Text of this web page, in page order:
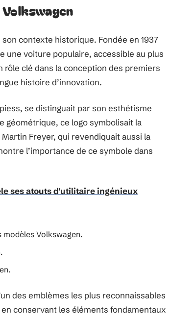
contexte historique. Fondée en 1937
une voiture populaire, accessible au plus
rôle clé dans la conception des premiers
histoire d’innovation.
se distinguait par son esthétisme
géométrique, ce logo symbolisait la
Freyer, qui revendiquait aussi la
l’importance de ce symbole dans
ses atouts d'utilitaire ingénieux
modèles Volkswagen.
des emblèmes les plus reconnaissables
conservant les éléments fondamentaux